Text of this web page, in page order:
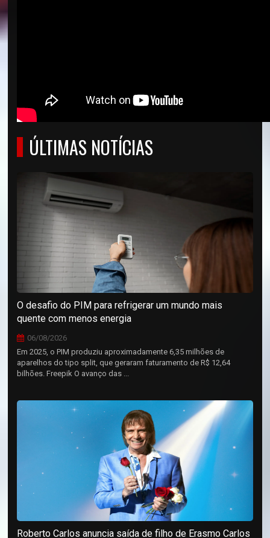
ÚLTIMAS NOTÍCIAS
O desafio do PIM para refrigerar um mundo mais
quente com menos energia
06/08/2026
Em 2025, o PIM produziu aproximadamente 6,35 milhões de
aparelhos do tipo split, que geraram faturamento de R$ 12,64
bilhões. Freepik O avanço das ...
Roberto Carlos anuncia saída de filho de Erasmo Carlos